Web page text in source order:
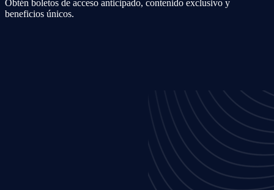
Obtén boletos de acceso anticipado, contenido exclusivo y
beneficios únicos.